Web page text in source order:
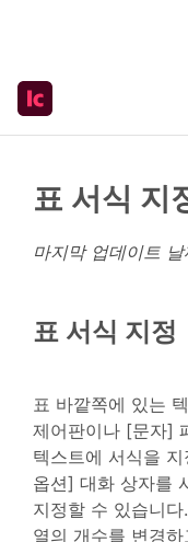
표 서식 지
마지막 업데이트
표 서식 지정
표 바깥쪽에 있는
제어판이나 [문자]
텍스트에 서식을
옵션] 대화 상자를
지정할 수 있습니
열의 개수를 변경